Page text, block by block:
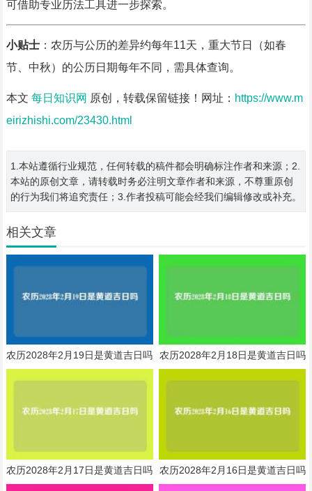
可借助专业历法工具进一步探索。
小贴士：农历与公历的差异约每年11天，重大节日（如春
节、中秋）的公历日期每年不同，需具体查询。
本文 每日知识网 原创，转载保留链接！网址： https://www.m
eirizhishi.com/23430.html
1.本站遵循行业规范，任何转载的稿件都会明确标注作者和来源；2.
本站的原创文章，请转载时务必注明文章作者和来源，不尊重原创
的行为我们将追究责任；3.作者投稿可能会经我们编辑修改或补充。
相关文章
农历2028年2月19日是黄道吉日吗 农历2028年2月18日是黄道吉日吗
农历2028年2月17日是黄道吉日吗 农历2028年2月16日是黄道吉日吗